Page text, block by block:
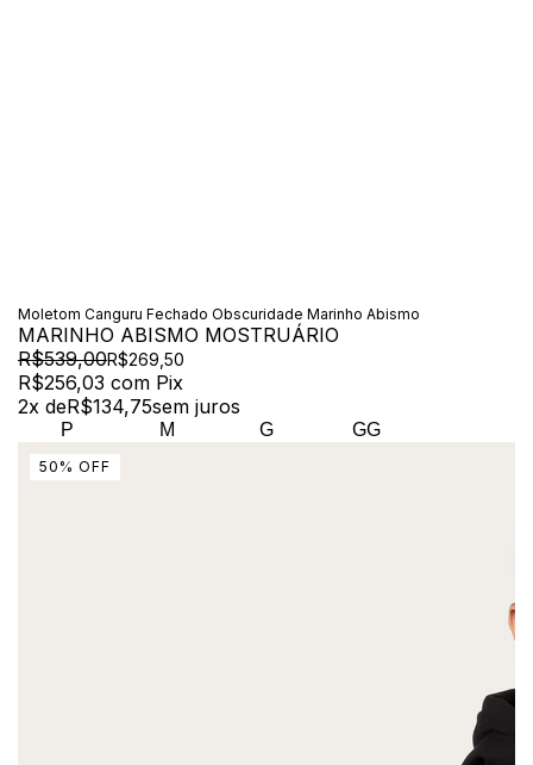
Moletom Canguru Fechado Obscuridade Marinho Abismo
MARINHO ABISMO MOSTRUÁRIO
R$539,00R$269,50
R$256,03 com Pix
2x deR$134,75sem juros
P M G GG
50 % OFF